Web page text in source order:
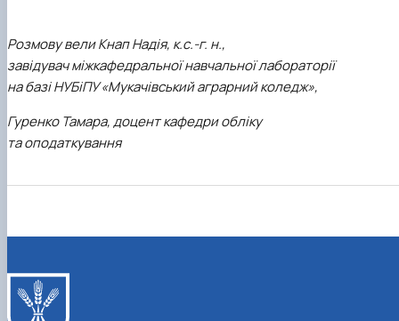
Розмову вели Кнап Надія, к.с.-г. н.,
завідувач міжкафедральної навчальної лабораторії
на базі НУБіПУ «Мукачівський аграрний коледж»,
Гуренко Тамара, доцент кафедри обліку
та оподаткування